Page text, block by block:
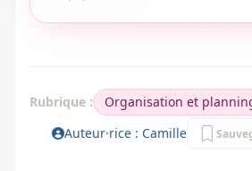
Rubrique :
Organisation et
Auteur·rice : Camille